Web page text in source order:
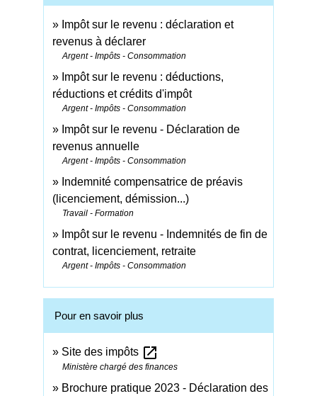
Impôt sur le revenu : déclaration et
revenus à déclarer
Argent - Impôts - Consommation
Impôt sur le revenu : déductions,
réductions et crédits d'impôt
Argent - Impôts - Consommation
Impôt sur le revenu - Déclaration de
revenus annuelle
Argent - Impôts - Consommation
Indemnité compensatrice de préavis
(licenciement, démission...)
Travail - Formation
Impôt sur le revenu - Indemnités de fin de
contrat, licenciement, retraite
Argent - Impôts - Consommation
Pour en savoir plus
Site des impôts open_in_new
Ministère chargé des finances
Brochure pratique 2023 - Déclaration des